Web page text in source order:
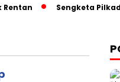
Sengketa